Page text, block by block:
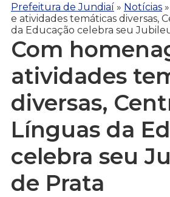
Prefeitura de Jundiaí » Notícias »
e atividades temáticas diversas,
da Educação celebra seu
Com
atividades
diversas,
Línguas da
celebra seu
de Prata